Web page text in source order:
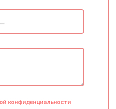
конфиденциальности